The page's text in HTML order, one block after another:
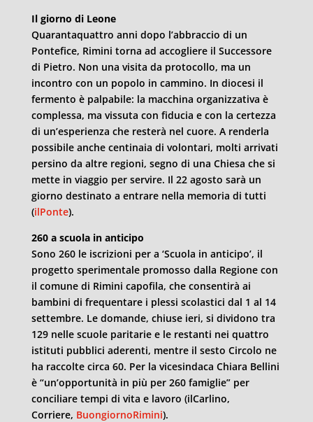
Il giorno di Leone
Quarantaquattro anni dopo l’abbraccio di un
Pontefice, Rimini torna ad accogliere il Successore
di Pietro. Non una visita da protocollo, ma un
incontro con un popolo in cammino. In diocesi il
fermento è palpabile: la macchina organizzativa è
complessa, ma vissuta con fiducia e con la certezza
di un’esperienza che resterà nel cuore. A renderla
possibile anche centinaia di volontari, molti arrivati
persino da altre regioni, segno di una Chiesa che si
mette in viaggio per servire. Il 22 agosto sarà un
giorno destinato a entrare nella memoria di tutti
(ilPonte).
260 a scuola in anticipo
Sono 260 le iscrizioni per a ‘Scuola in anticipo’, il
progetto sperimentale promosso dalla Regione con
il comune di Rimini capofila, che consentirà ai
bambini di frequentare i plessi scolastici dal 1 al 14
settembre. Le domande, chiuse ieri, si dividono tra
129 nelle scuole paritarie e le restanti nei quattro
istituti pubblici aderenti, mentre il sesto Circolo ne
ha raccolte circa 60. Per la vicesindaca Chiara Bellini
è “un’opportunità in più per 260 famiglie” per
conciliare tempi di vita e lavoro (ilCarlino,
Corriere, BuongiornoRimini).